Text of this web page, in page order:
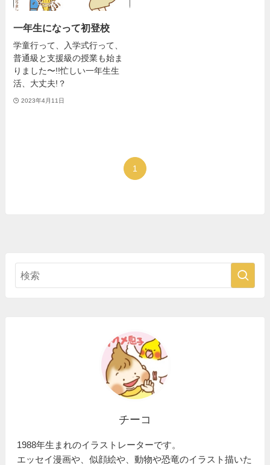
一年生になって初登校
学童行って、入学式行って、
普通級と支援級の授業も始ま
りました〜!!忙しい一年生生
活、大丈夫!？
2023年4月11日
1
チーコ
1988年生まれのイラストレーターです。
エッセイ漫画や、似顔絵や、動物や恐竜のイラスト描いた